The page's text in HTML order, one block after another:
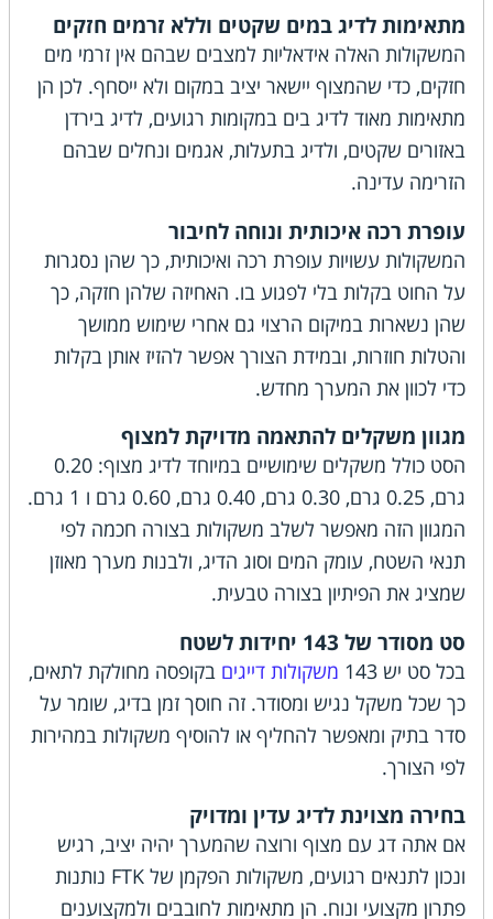
מתאימות לדיג במים שקטים וללא זרמים חזקים
המשקולות האלה אידאליות למצבים שבהם אין זרמי מים
חזקים, כדי שהמצוף יישאר יציב במקום ולא ייסחף. לכן הן
מתאימות מאוד לדיג בים במקומות רגועים, לדיג בירדן
באזורים שקטים, ולדיג בתעלות, אגמים ונחלים שבהם
הזרימה עדינה.
עופרת רכה איכותית ונוחה לחיבור
המשקולות עשויות עופרת רכה ואיכותית, כך שהן נסגרות
על החוט בקלות בלי לפגוע בו. האחיזה שלהן חזקה, כך
שהן נשארות במיקום הרצוי גם אחרי שימוש ממושך
והטלות חוזרות, ובמידת הצורך אפשר להזיז אותן בקלות
כדי לכוון את המערך מחדש.
מגוון משקלים להתאמה מדויקת למצוף
הסט כולל משקלים שימושיים במיוחד לדיג מצוף: 0.20
גרם, 0.25 גרם, 0.30 גרם, 0.40 גרם, 0.60 גרם ו 1 גרם.
המגוון הזה מאפשר לשלב משקולות בצורה חכמה לפי
תנאי השטח, עומק המים וסוג הדיג, ולבנות מערך מאוזן
שמציג את הפיתיון בצורה טבעית.
סט מסודר של 143 יחידות לשטח
בכל סט יש 143 משקולות דייגים בקופסה מחולקת לתאים,
כך שכל משקל נגיש ומסודר. זה חוסך זמן בדיג, שומר על
סדר בתיק ומאפשר להחליף או להוסיף משקולות במהירות
לפי הצורך.
בחירה מצוינת לדיג עדין ומדויק
אם אתה דג עם מצוף ורוצה שהמערך יהיה יציב, רגיש
ונכון לתנאים רגועים, משקולות הפקמן של FTK נותנות
פתרון מקצועי ונוח. הן מתאימות לחובבים ולמקצוענים